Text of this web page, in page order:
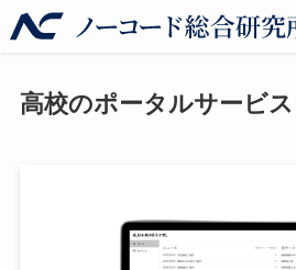
高校のポータルサービス